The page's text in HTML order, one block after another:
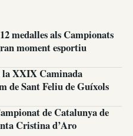
medalles als Campionats
moment esportiu
la XXIX Caminada
de Sant Feliu de Guíxols
de Catalunya de
Cristina d’Aro